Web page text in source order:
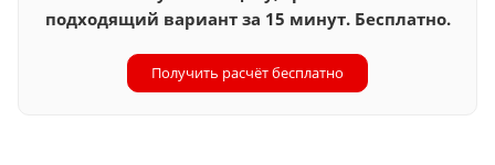
подходящий вариант за 15 минут. Бесплатно.
Получить расчёт бесплатно